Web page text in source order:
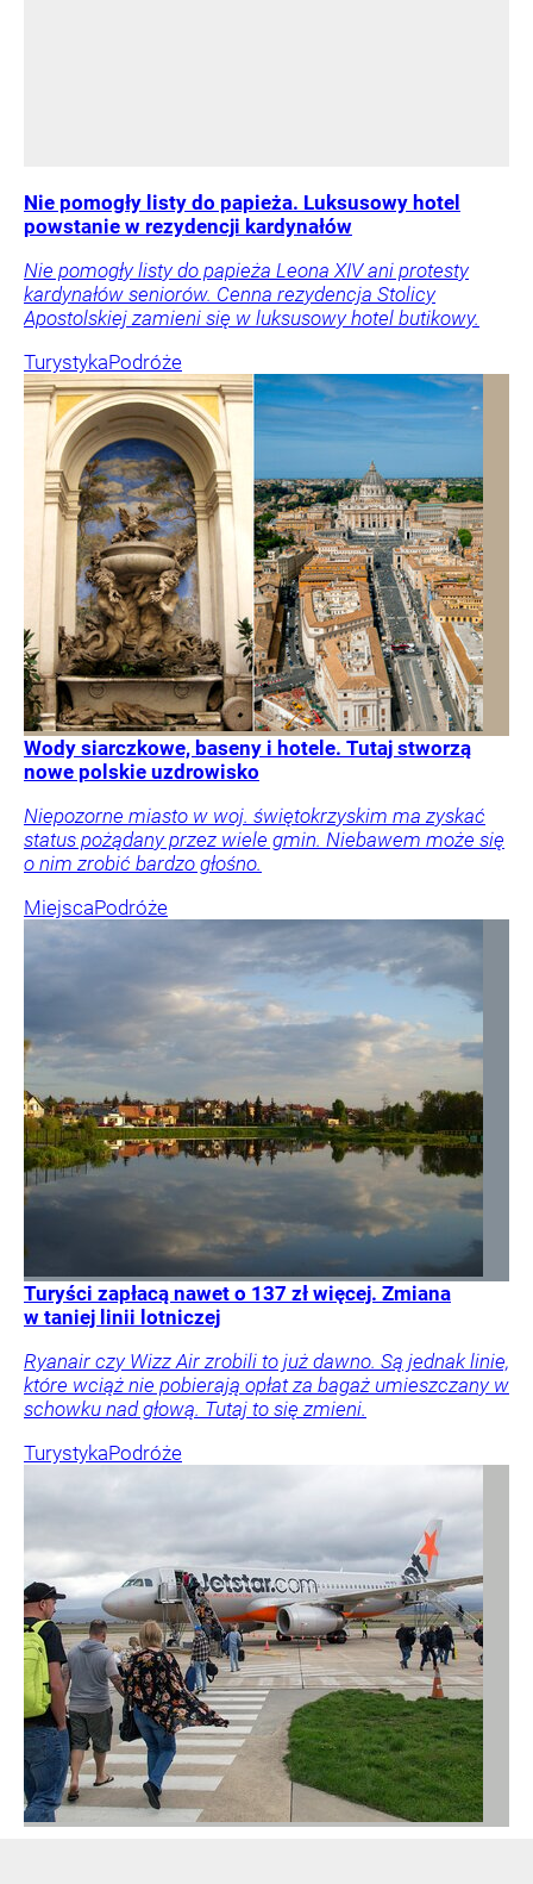
Nie pomogły listy do papieża. Luksusowy hotel
powstanie w rezydencji kardynałów
Nie pomogły listy do papieża Leona XIV ani protesty
kardynałów seniorów. Cenna rezydencja Stolicy
Apostolskiej zamieni się w luksusowy hotel butikowy.
TurystykaPodróże
Wody siarczkowe, baseny i hotele. Tutaj stworzą
nowe polskie uzdrowisko
Niepozorne miasto w woj. świętokrzyskim ma zyskać
status pożądany przez wiele gmin. Niebawem może się
o nim zrobić bardzo głośno.
MiejscaPodróże
Turyści zapłacą nawet o 137 zł więcej. Zmiana
w taniej linii lotniczej
Ryanair czy Wizz Air zrobili to już dawno. Są jednak linie,
które wciąż nie pobierają opłat za bagaż umieszczany w
schowku nad głową. Tutaj to się zmieni.
TurystykaPodróże